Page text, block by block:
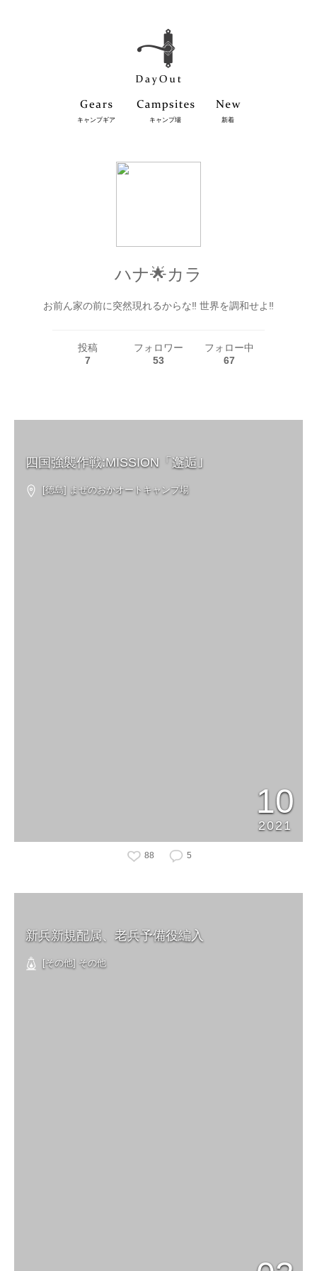
キャンプギア キャンプ場 新着
ハナ🌟カラ
お前ん家の前に突然現れるからな‼️ 世界を調和せよ‼️
投稿
7
フォロワー
53
フォロー中
67
四国強襲作戦:MISSION「邂逅｣
[徳島] まぜのおかオートキャンプ場
10
2021
88 5
新兵新規配属、老兵予備役編入
[その他] その他